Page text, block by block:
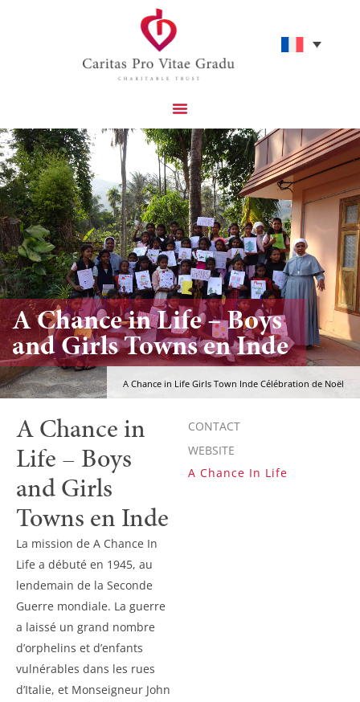
A Chance in Life – Boys
and Girls Towns en Inde
A Chance in Life Girls Town Inde Célébration de Noël
A Chance in
Life – Boys
and Girls
Towns en Inde
La mission de A Chance In
Life a débuté en 1945, au
lendemain de la Seconde
Guerre mondiale. La guerre
a laissé un grand nombre
d’orphelins et d’enfants
vulnérables dans les rues
d’Italie, et Monseigneur John
CONTACT
WEBSITE
A Chance In Life